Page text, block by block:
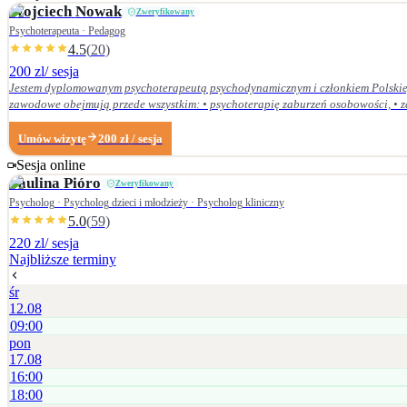
Wojciech Nowak Zweryfikowany
Psychoterapeuta · Pedagog
4.5(20)
200 zl/ sesja
Jestem dyplomowanym psychoterapeutą psychodynamicznym i członkiem
zawodowe obejmują przede wszystkim: • psychoterapię zaburzeń osobowości, • zaburzenia
Dolnośląskiej Szkoły Wyższej we Wrocławiu — w 2007 r. studia licencjackie
Centrum Psychodynamicznym, a w styczniu 2020 r. uzyskałem dyplom psychoterapeuty psychodynamicznego. Od ukończenia szkoły psychoterapii regularnie uczestniczę w
Psychoterapii Psychodynamicznej i na bieżąco śledzę literaturę z zakresu
Umów wizytę 200 zł / sesja
Sesja online
Paulina Pióro Zweryfikowany
Psycholog · Psycholog dzieci i młodzieży · Psycholog kliniczny
5.0(59)
220 zl/ sesja
Najbliższe terminy
śr
12.08
09:00
pon
17.08
16:00
18:00